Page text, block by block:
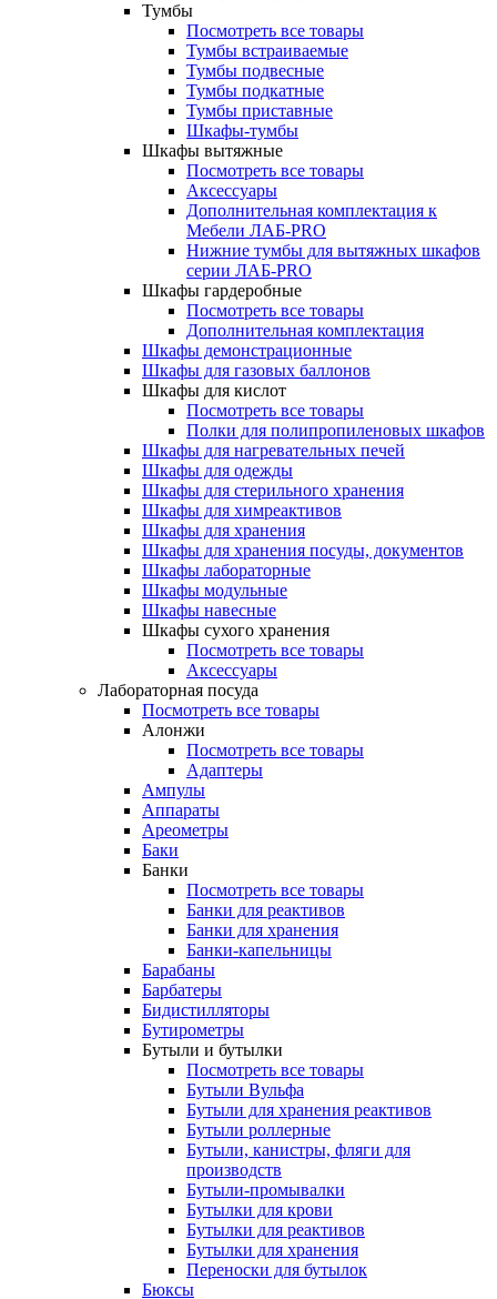
Тумбы
Посмотреть все товары
Тумбы встраиваемые
Тумбы подвесные
Тумбы подкатные
Тумбы приставные
Шкафы-тумбы
Шкафы вытяжные
Посмотреть все товары
Аксессуары
Дополнительная комплектация к
Мебели ЛАБ-PRO
Нижние тумбы для вытяжных шкафов
серии ЛАБ-PRO
Шкафы гардеробные
Посмотреть все товары
Дополнительная комплектация
Шкафы демонстрационные
Шкафы для газовых баллонов
Шкафы для кислот
Посмотреть все товары
Полки для полипропиленовых шкафов
Шкафы для нагревательных печей
Шкафы для одежды
Шкафы для стерильного хранения
Шкафы для химреактивов
Шкафы для хранения
Шкафы для хранения посуды, документов
Шкафы лабораторные
Шкафы модульные
Шкафы навесные
Шкафы сухого хранения
Посмотреть все товары
Аксессуары
Лабораторная посуда
Посмотреть все товары
Алонжи
Посмотреть все товары
Адаптеры
Ампулы
Аппараты
Ареометры
Баки
Банки
Посмотреть все товары
Банки для реактивов
Банки для хранения
Банки-капельницы
Барабаны
Барбатеры
Бидистилляторы
Бутирометры
Бутыли и бутылки
Посмотреть все товары
Бутыли Вульфа
Бутыли для хранения реактивов
Бутыли роллерные
Бутыли, канистры, фляги для
производств
Бутыли-промывалки
Бутылки для крови
Бутылки для реактивов
Бутылки для хранения
Переноски для бутылок
Бюксы